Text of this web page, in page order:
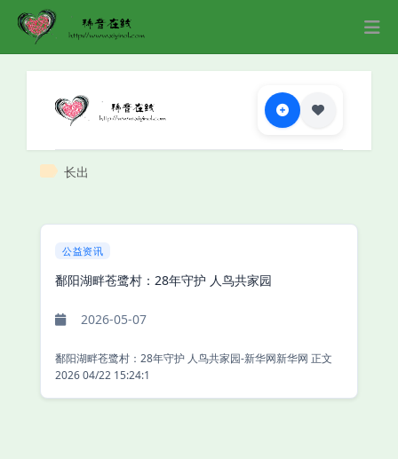
长出
公益资讯
鄱阳湖畔苍鹭村：28年守护 人鸟共家园
2026-05-07
鄱阳湖畔苍鹭村：28年守护 人鸟共家园-新华网新华网 正文
2026 04/22 15:24:1